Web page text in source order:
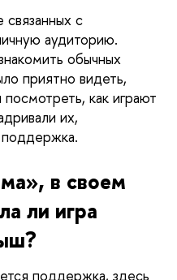
с
аудиторию.
обычных
приятно видеть,
как играют
их,
поддержка.
в своем
ли игра
поддержка, здесь